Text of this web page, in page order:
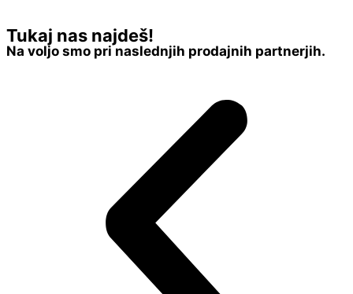
Tukaj nas najdeš!
Na voljo smo pri naslednjih prodajnih partnerjih.